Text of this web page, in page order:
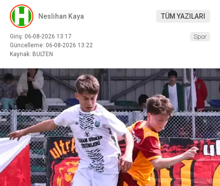
Neslihan Kaya TÜM YAZILARI
Giriş: 06-08-2026 13:17
Güncelleme: 06-08-2026 13:22
Kaynak: BULTEN
Spor